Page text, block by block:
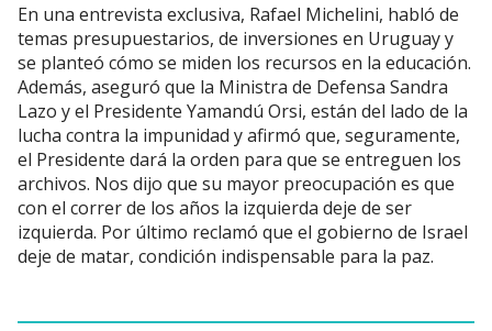
En una entrevista exclusiva, Rafael Michelini, habló de
temas presupuestarios, de inversiones en Uruguay y
se planteó cómo se miden los recursos en la educación.
Además, aseguró que la Ministra de Defensa Sandra
Lazo y el Presidente Yamandú Orsi, están del lado de la
lucha contra la impunidad y afirmó que, seguramente,
el Presidente dará la orden para que se entreguen los
archivos. Nos dijo que su mayor preocupación es que
con el correr de los años la izquierda deje de ser
izquierda. Por último reclamó que el gobierno de Israel
deje de matar, condición indispensable para la paz.